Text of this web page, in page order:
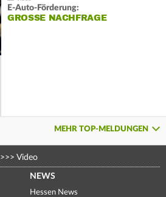
E-Auto-Förderung:
GROSSE NACHFRAGE
MEHR TOP-MELDUNGEN
>>> Video
NEWS
Hessen News